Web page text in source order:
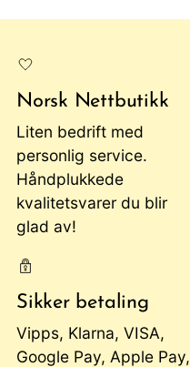
Norsk Nettbutikk
Liten bedrift med
personlig service.
Håndplukkede
kvalitetsvarer du blir
glad av!
Sikker betaling
Vipps, Klarna, VISA,
Google Pay, Apple Pay,